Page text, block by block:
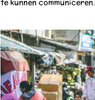
te kunnen communiceren.